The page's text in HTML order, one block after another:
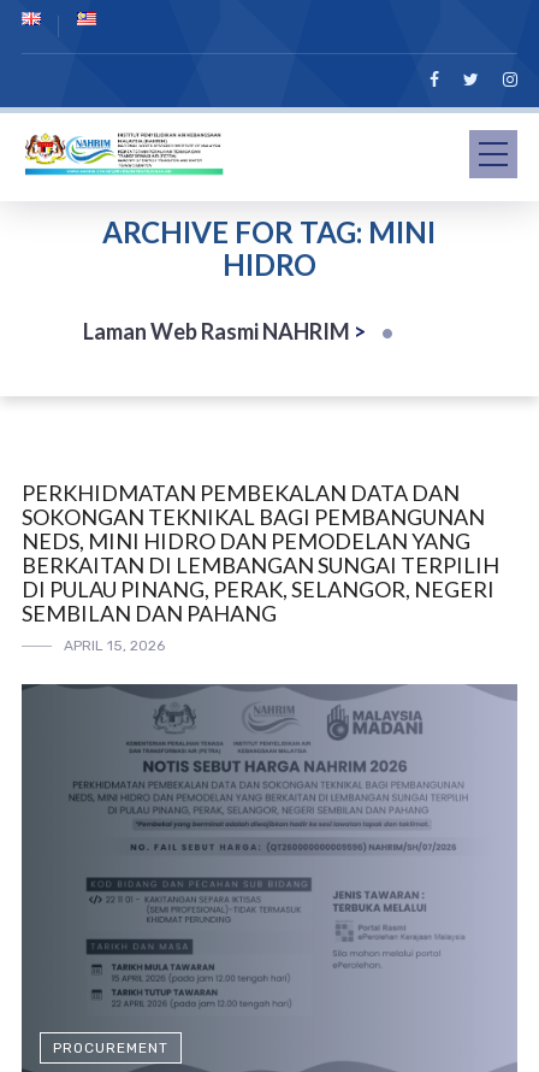
ARCHIVE FOR TAG: MINI
HIDRO
Laman Web Rasmi NAHRIM >
PERKHIDMATAN PEMBEKALAN DATA DAN
SOKONGAN TEKNIKAL BAGI PEMBANGUNAN
NEDS, MINI HIDRO DAN PEMODELAN YANG
BERKAITAN DI LEMBANGAN SUNGAI TERPILIH
DI PULAU PINANG, PERAK, SELANGOR, NEGERI
SEMBILAN DAN PAHANG
APRIL 15, 2026
PROCUREMENT